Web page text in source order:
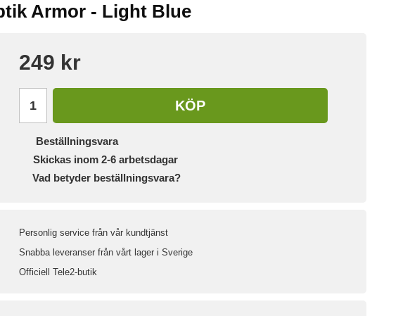
Armor - Light Blue
249 kr
KÖP
Beställningsvara
Skickas inom 2-6 arbetsdagar
Vad betyder beställningsvara?
Personlig service från vår kundtjänst
Snabba leveranser från vårt lager i Sverige
Officiell Tele2-butik